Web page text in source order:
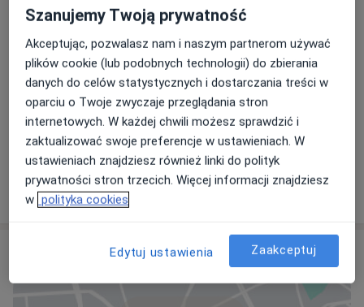
Dagmara Otocka-Kmiecik
Stomatolog
1 opinia
Urszula Regner-Pałka
Stomatolog
1 opinia
Szanujemy Twoją prywatność
Akceptując, pozwalasz nam i naszym partnerom używać
plików cookie (lub podobnych technologii) do zbierania
danych do celów statystycznych i dostarczania treści w
oparciu o Twoje zwyczaje przeglądania stron
internetowych. W każdej chwili możesz sprawdzić i
zaktualizować swoje preferencje w ustawieniach. W
ustawieniach znajdziesz również linki do polityk
prywatności stron trzecich. Więcej informacji znajdziesz
w polityka cookies
Edytuj ustawienia Zaakceptuj